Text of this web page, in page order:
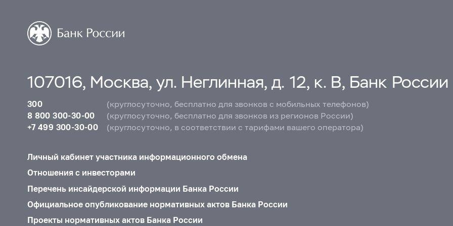
107016, Москва, ул. Неглинная, д. 12, к. В, Банк России
300
(круглосуточно, бесплатно для звонков с мобильных телефонов)
8 800 300-30-00
(круглосуточно, бесплатно для звонков из регионов России)
+7 499 300-30-00
(круглосуточно, в соответствии с тарифами вашего оператора)
Личный кабинет участника информационного обмена
Отношения с инвесторами
Перечень инсайдерской информации Банка России
Официальное опубликование нормативных актов Банка России
Проекты нормативных актов Банка России